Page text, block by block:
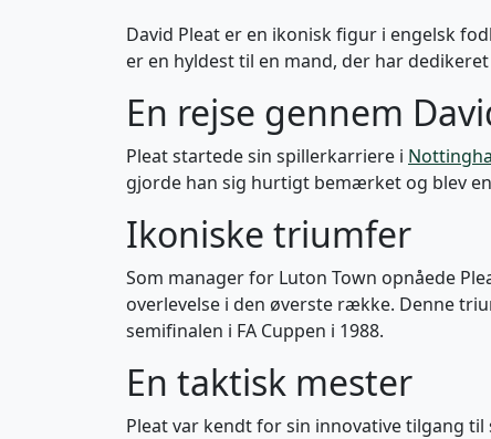
David Pleat er en ikonisk figur i engelsk
er en hyldest til en mand, der har
En rejse gennem
Pleat startede sin spillerkarriere i
gjorde han sig hurtigt bemærket og blev
Ikoniske triumfer
Som manager for Luton Town opnåede
overlevelse i den øverste række. Denne
semifinalen i FA Cuppen i 1988.
En taktisk mester
Pleat var kendt for sin innovative tilgang